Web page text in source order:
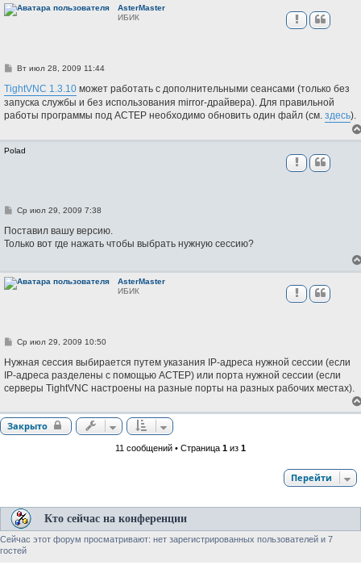
AsterMaster
ИБИК
С
о
б
щ
е
Вт июл 28, 2009 11:44
TightVNC 1.3.10 может работать с дополнительными сеансами (только без
запуска службы и без использования mirror-драйвера). Для правильной
работы программы под АСТЕР необходимо обновить один файл (см. здесь).
Polad
С
о
щ
и
е
Ср июл 29, 2009 7:38
Поставил вашу версию.
Только вот где нажать чтобы выбрать нужную сессию?
AsterMaster
ИБИК
С
о
б
щ
е
е
Ср июл 29, 2009 10:50
Нужная сессия выбирается путем указания IP-адреса нужной сессии (если
IP-адреса разделены с помощью АСТЕР) или порта нужной сессии (если
серверы TightVNC настроены на разные порты на разных рабочих местах).
Закрыто
11 сообщений • Страница 1 из 1
Перейти
Кто сейчас на конференции
Сейчас этот форум просматривают: нет зарегистрированных пользователей и 7
гостей